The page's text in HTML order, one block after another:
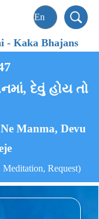
-Kaka Bhajans
દેવું હોય તો
Manma, Devu
Request)